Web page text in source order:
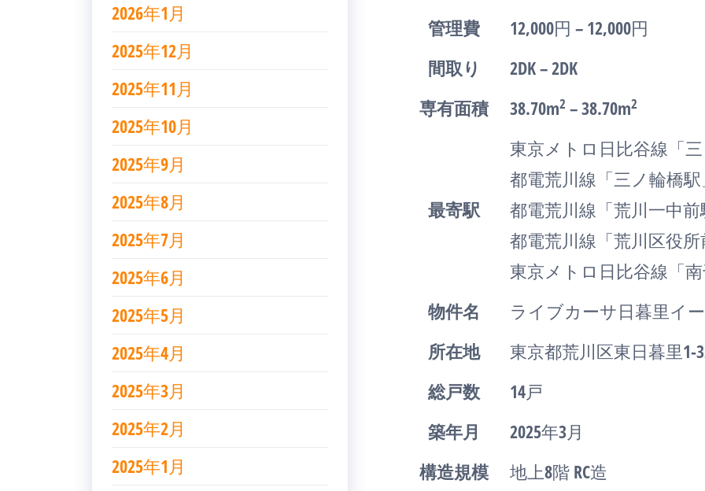
管理費
12,000円 – 12,000円
間取り
2DK – 2DK
専有面積
38.70m2 – 38.70m2
最寄駅
東京メトロ日比谷線「
都電荒川線「三ノ輪橋
都電荒川線「荒川一中
都電荒川線「荒川区役
東京メトロ日比谷線「
物件名
ライブカーサ日暮里イ
所在地
東京都荒川区東日暮里1-
総戸数
14戸
築年月
2025年3月
構造規模
地上8階 RC造
2026年1月
2025年12月
2025年11月
2025年10月
2025年9月
2025年8月
2025年7月
2025年6月
2025年5月
2025年4月
2025年3月
2025年2月
2025年1月